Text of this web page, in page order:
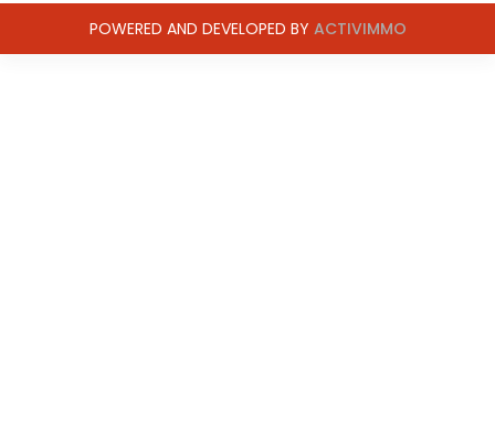
POWERED AND DEVELOPED BY ACTIVIMMO